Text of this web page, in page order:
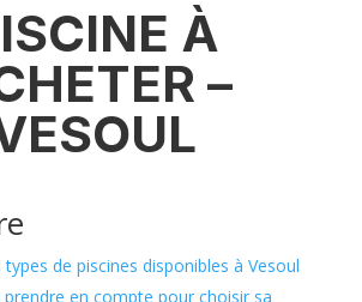
À
–
de piscines disponibles à Vesoul
prendre en compte pour choisir sa